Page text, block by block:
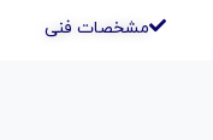
مشخصات فنی